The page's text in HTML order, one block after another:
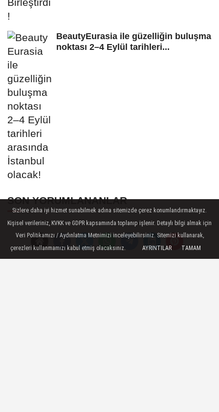
BeautyEurasia ile güzelliğin buluşma
noktası 2–4 Eylül tarihleri...
SON YORUMLANANLAR
BOSS4 İnşaat'tan Zeytinburnu Kentsel
Dönüşümüne 467 Konutluk Destek!
Sizlere daha iyi hizmet sunabilmek adına sitemizde çerez konumlandırmaktayız.
Kişisel verileriniz, KVKK ve GDPR kapsamında toplanıp işlenir. Detaylı bilgi almak için
Veri Politikamızı / Aydınlatma Metnimizi inceleyebilirsiniz. Sitemizi kullanarak,
çerezleri kullanmamızı kabul etmiş olacaksınız.
AYRINTILAR TAMAM